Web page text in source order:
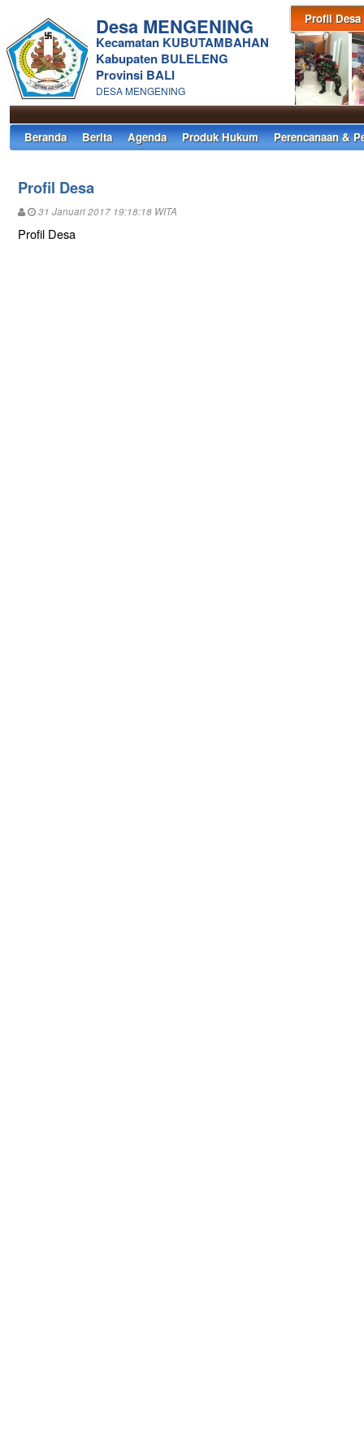
Profil Desa
Desa MENGENING
Kecamatan KUBUTAMBAHAN
Kabupaten BULELENG
Provinsi BALI
DESA MENGENING
Beranda Berita Agenda Produk Hukum Perencanaan &
Profil Desa
31 Januari 2017 19:18:18 WITA
Profil Desa